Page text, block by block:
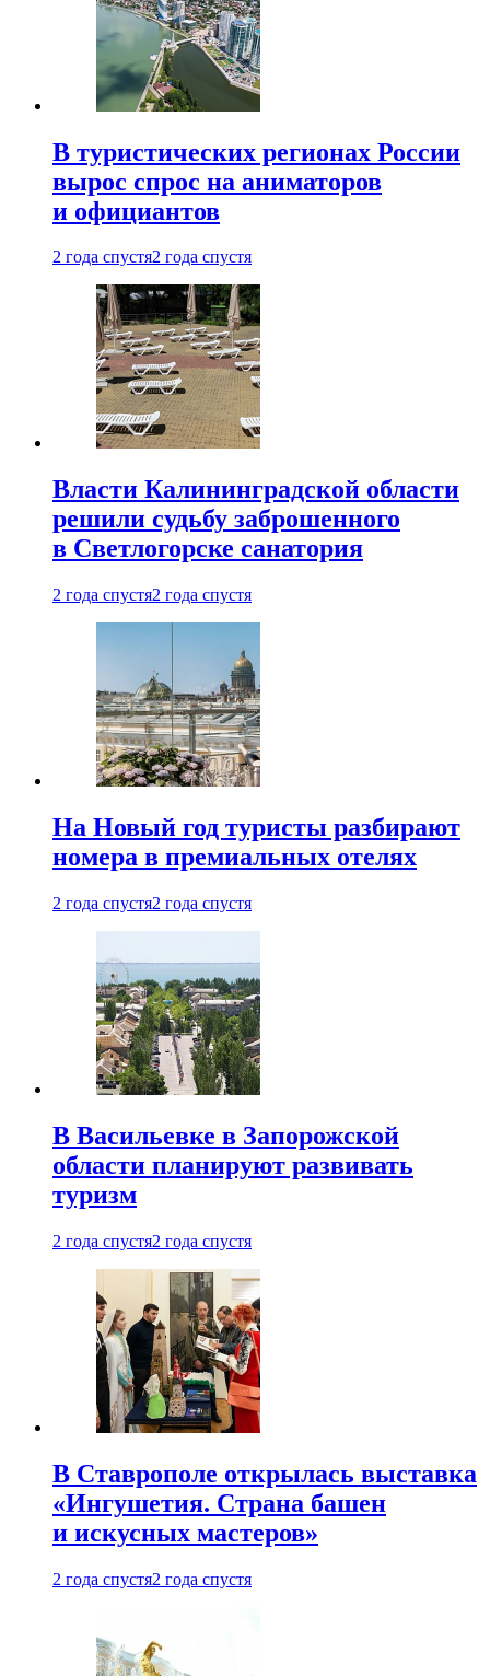
В туристических регионах России
вырос спрос на аниматоров
и официантов
2 года спустя2 года спустя
Власти Калининградской области
решили судьбу заброшенного
в Светлогорске санатория
2 года спустя2 года спустя
На Новый год туристы разбирают
номера в премиальных отелях
2 года спустя2 года спустя
В Васильевке в Запорожской
области планируют развивать
туризм
2 года спустя2 года спустя
В Ставрополе открылась выставка
«Ингушетия. Страна башен
и искусных мастеров»
2 года спустя2 года спустя